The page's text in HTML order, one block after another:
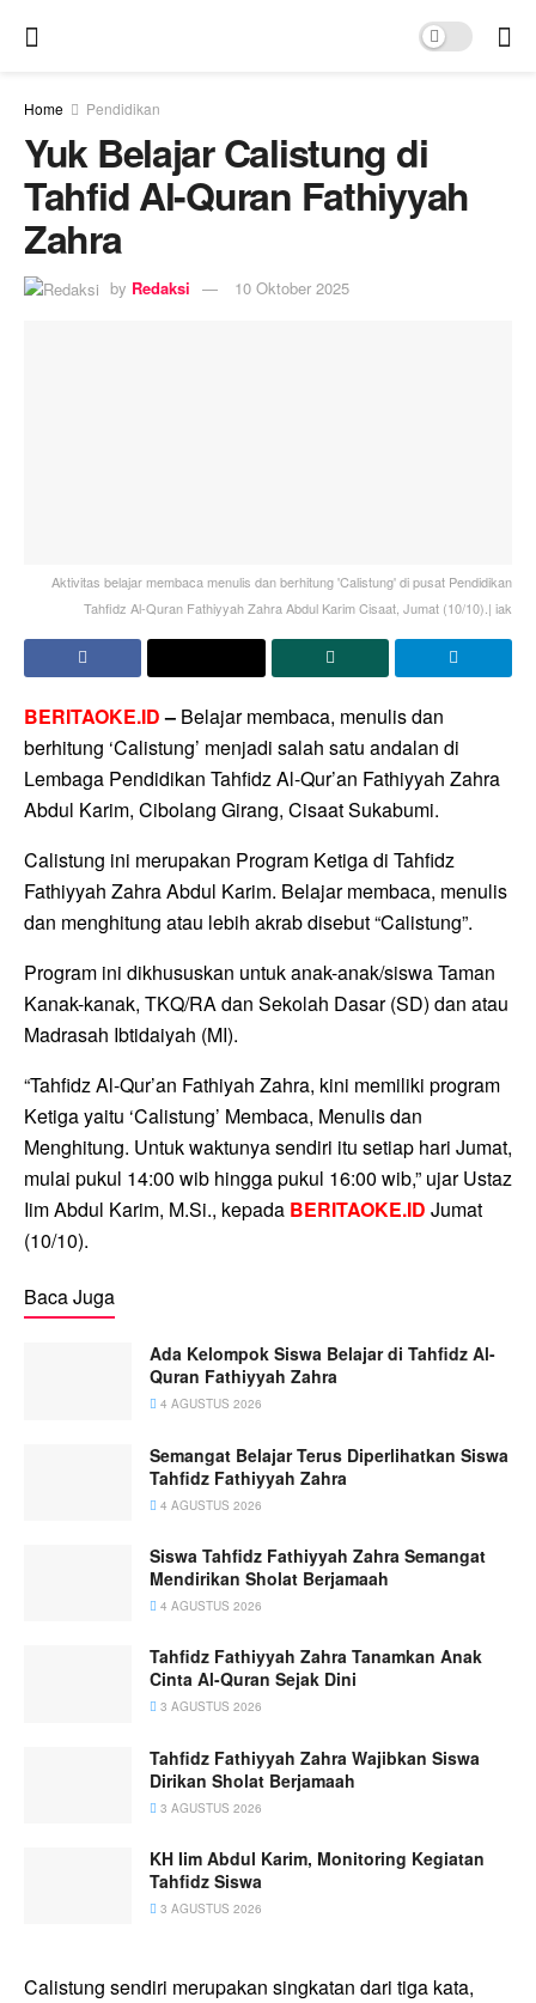
Home Pendidikan
Yuk Belajar Calistung di
Tahfid Al-Quran Fathiyyah
Zahra
by Redaksi 10 Oktober 2025
Aktivitas belajar membaca menulis dan berhitung 'Calistung' di pusat Pendidikan
Tahfidz Al-Quran Fathiyyah Zahra Abdul Karim Cisaat, Jumat (10/10).| iak
BERITAOKE.ID– Belajar membaca, menulis dan
berhitung ‘Calistung’ menjadi salah satu andalan di
Lembaga Pendidikan Tahfidz Al-Qur’an Fathiyyah Zahra
Abdul Karim, Cibolang Girang, Cisaat Sukabumi.
Calistung ini merupakan Program Ketiga di Tahfidz
Fathiyyah Zahra Abdul Karim. Belajar membaca, menulis
dan menghitung atau lebih akrab disebut “Calistung”.
Program ini dikhususkan untuk anak-anak/siswa Taman
Kanak-kanak, TKQ/RA dan Sekolah Dasar (SD) dan atau
Madrasah Ibtidaiyah (MI).
“Tahfidz Al-Qur’an Fathiyah Zahra, kini memiliki program
Ketiga yaitu ‘Calistung’ Membaca, Menulis dan
Menghitung. Untuk waktunya sendiri itu setiap hari Jumat,
mulai pukul 14:00 wib hingga pukul 16:00 wib,” ujar Ustaz
Iim Abdul Karim, M.Si., kepada BERITAOKE.ID Jumat
(10/10).
Baca Juga
Ada Kelompok Siswa Belajar di Tahfidz Al-
Quran Fathiyyah Zahra
4 AGUSTUS 2026
Semangat Belajar Terus Diperlihatkan Siswa
Tahfidz Fathiyyah Zahra
4 AGUSTUS 2026
Siswa Tahfidz Fathiyyah Zahra Semangat
Mendirikan Sholat Berjamaah
4 AGUSTUS 2026
Tahfidz Fathiyyah Zahra Tanamkan Anak
Cinta Al-Quran Sejak Dini
3 AGUSTUS 2026
Tahfidz Fathiyyah Zahra Wajibkan Siswa
Dirikan Sholat Berjamaah
3 AGUSTUS 2026
KH Iim Abdul Karim, Monitoring Kegiatan
Tahfidz Siswa
3 AGUSTUS 2026
Calistung sendiri merupakan singkatan dari tiga kata,